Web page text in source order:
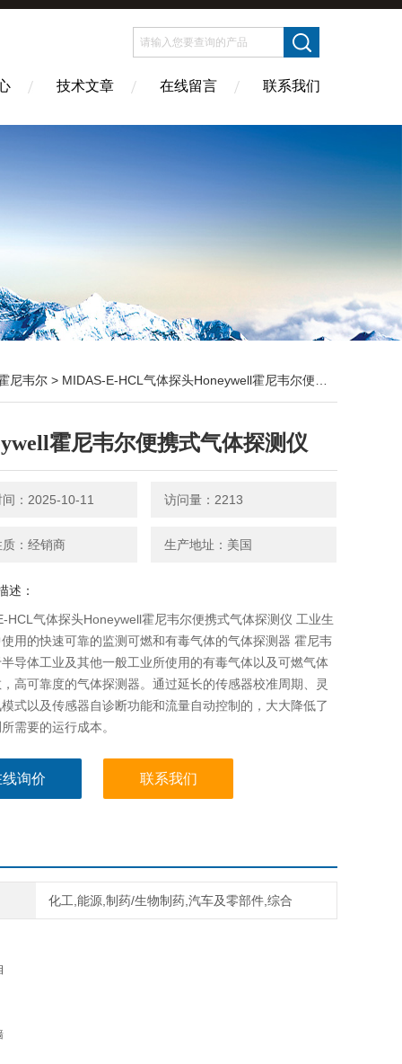
技术文章 在线留言 联系我们
尼韦尔 > MIDAS-E-HCL气体探头Honeywell霍尼韦尔便携式气体探测仪
霍尼韦尔便携式气体探测仪
：2025-10-11 访问量：2213
：经销商 生产地址：美国
述：
HCL气体探头Honeywell霍尼韦尔便携式气体探测仪 工业生
用的快速可靠的监测可燃和有毒气体的气体探测器 霍尼韦
导体工业及其他一般工业所使用的有毒气体以及可燃气体
高可靠度的气体探测器。通过延长的传感器校准周期、灵
式以及传感器自诊断功能和流量自动控制的，大大降低了
需要的运行成本。
询价 联系我们
化工,能源,制药/生物制药,汽车及零部件,综合